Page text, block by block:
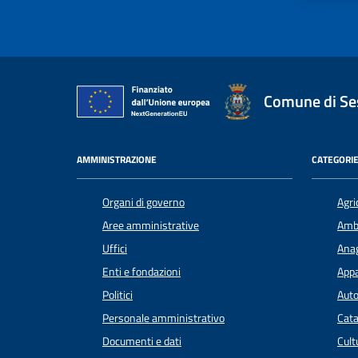
Comune di
AMMINISTRAZIONE
Organi di governo
Aree amministrative
Uffici
Enti e fondazioni
Politici
Personale amministrativo
Documenti e dati